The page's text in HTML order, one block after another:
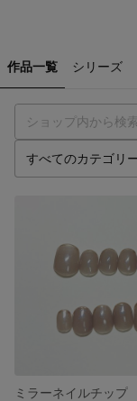
作品一覧 シリーズ
ミラーネイルチップ